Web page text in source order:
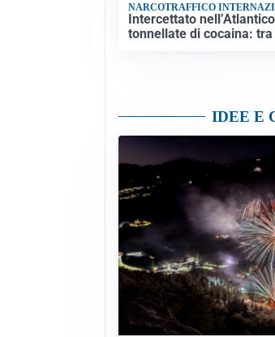
NARCOTRAFFICO
Intercettato
tonnellate di cocaina:
IDEE E